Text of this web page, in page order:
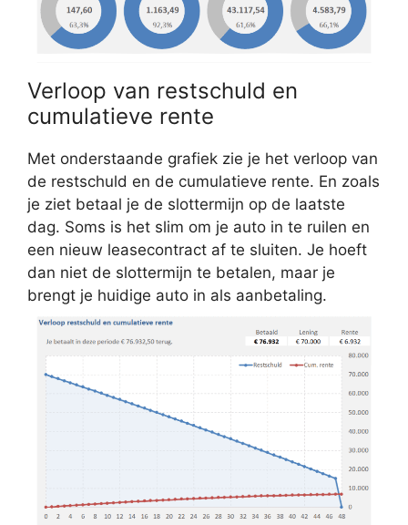
Verloop van restschuld en
cumulatieve rente
Met onderstaande grafiek zie je het verloop van
de restschuld en de cumulatieve rente. En zoals
je ziet betaal je de slottermijn op de laatste
dag. Soms is het slim om je auto in te ruilen en
een nieuw leasecontract af te sluiten. Je hoeft
dan niet de slottermijn te betalen, maar je
brengt je huidige auto in als aanbetaling.